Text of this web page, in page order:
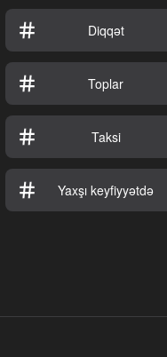
Diqqət
Toplar
Taksi
Yaxşı keyfiyyətdə